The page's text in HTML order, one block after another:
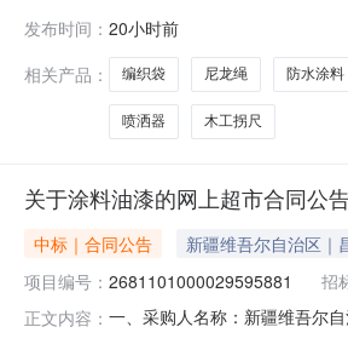
码:659900项目所在行政区划
发布时间： 20小时前
相关产品：
编织袋 尼龙绳 防水涂料
喷洒器 木工拐尺
关于涂料油漆的网上超市合同公
中标｜合同公告
新疆维吾尔自治区｜
项目编号： 2681101000029595881 招
正文内容： 一、采购人名称：新疆维吾尔